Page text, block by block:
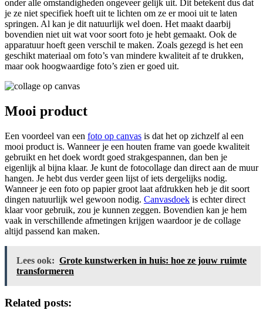
onder alle omstandigheden ongeveer gelijk uit. Dit betekent dus dat
je ze niet specifiek hoeft uit te lichten om ze er mooi uit te laten
springen. Al kan je dit natuurlijk wel doen. Het maakt daarbij
bovendien niet uit wat voor soort foto je hebt gemaakt. Ook de
apparatuur hoeft geen verschil te maken. Zoals gezegd is het een
geschikt materiaal om foto’s van mindere kwaliteit af te drukken,
maar ook hoogwaardige foto’s zien er goed uit.
Mooi product
Een voordeel van een foto op canvas is dat het op zichzelf al een
mooi product is. Wanneer je een houten frame van goede kwaliteit
gebruikt en het doek wordt goed strakgespannen, dan ben je
eigenlijk al bijna klaar. Je kunt de fotocollage dan direct aan de muur
hangen. Je hebt dus verder geen lijst of iets dergelijks nodig.
Wanneer je een foto op papier groot laat afdrukken heb je dit soort
dingen natuurlijk wel gewoon nodig. Canvasdoek is echter direct
klaar voor gebruik, zou je kunnen zeggen. Bovendien kan je hem
vaak in verschillende afmetingen krijgen waardoor je de collage
altijd passend kan maken.
Lees ook: Grote kunstwerken in huis: hoe ze jouw ruimte
transformeren
Related posts: